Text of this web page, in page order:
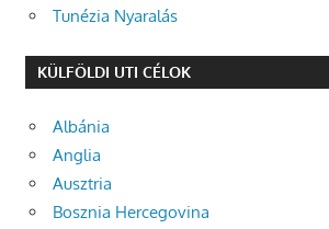
Tunézia Nyaralás
KÜLFÖLDI UTI CÉLOK
Albánia
Anglia
Ausztria
Bosznia Hercegovina